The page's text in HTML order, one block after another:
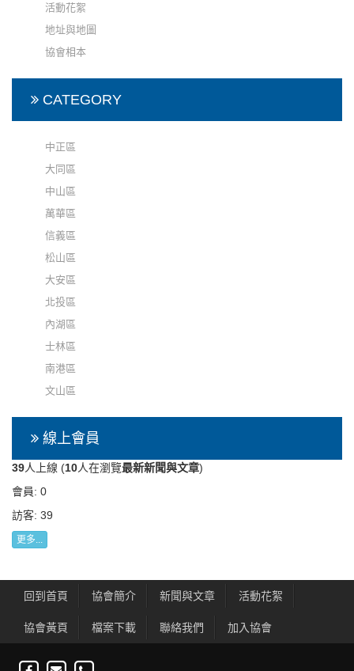
活動花絮
地址與地圖
協會相本
CATEGORY
中正區
大同區
中山區
萬華區
信義區
松山區
大安區
北投區
內湖區
士林區
南港區
文山區
線上會員
39人上線 (10人在瀏覽最新新聞與文章)
會員: 0
訪客: 39
更多...
回到首頁 協會簡介 新聞與文章 活動花絮
協會黃頁 檔案下載 聯絡我們 加入協會